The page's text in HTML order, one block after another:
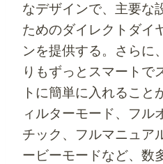
なデザインで、主要な
ためのダイレクトダイ
ンを提供する。さらに
りもずっとスマートで
トに簡単に入れること
ィルターモード、フル
チック、フルマニュア
ービーモードなど、数